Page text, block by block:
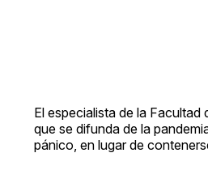
El especialista de la
que se difunda de la
pánico, en lugar de